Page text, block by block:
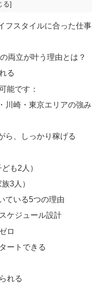
フスタイルに合った仕事
両立が叶う理由とは？
る
能です：
川崎・東京エリアの強み
ら、しっかり稼げる
も2人）
3人）
ている5つの理由
ケジュール設計
ロ
ートできる
れる